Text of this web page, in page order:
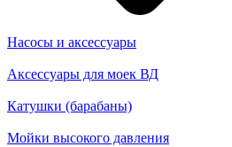
Насосы и аксессуары
Аксессуары для моек ВД
Катушки (барабаны)
Мойки высокого давления